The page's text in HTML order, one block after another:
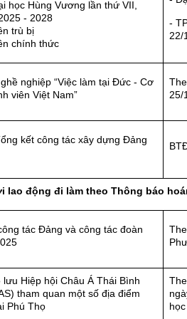
học Hùng Vương lần thứ VII,
- 2028
trù bị
chính thức
-
22/
nghiệp “Việc làm tại Đức - Cơ
viên Việt Nam”
25/
kết công tác xây dựng Đảng
lao động đi làm theo Thông báo
tác Đảng và công tác đoàn
Hiệp hội Châu Á Thái Bình
tham quan một số địa điểm
Phú Thọ